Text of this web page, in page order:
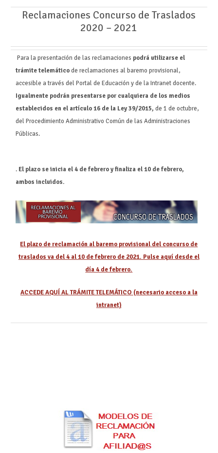
Reclamaciones Concurso de Traslados
2020 – 2021
Para la presentación de las reclamaciones podrá utilizarse el
trámite telemáticode reclamaciones al baremo provisional,
accesible a través del Portal de Educación y de la Intranet docente.
Igualmente podrán presentarse por cualquiera de los medios
establecidos en el artículo 16 de la Ley 39/2015, de 1 de octubre,
del Procedimiento Administrativo Común de las Administraciones
Públicas.
. El plazo se inicia el 4 de febrero y finaliza el 10 de febrero,
ambos incluidos.
El plazo de reclamación al baremo provisional del concurso de
traslados va del 4 al 10 de febrero de 2021. Pulse aquí desde el
día 4 de febrero.
ACCEDE AQUÍ AL TRÁMITE TELEMÁTICO (necesario acceso a la
intranet)